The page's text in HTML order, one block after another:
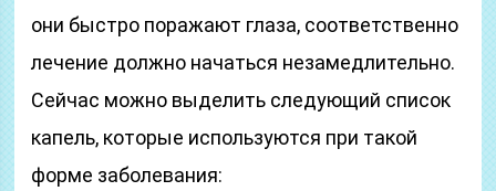
они быстро поражают глаза, соответственно
лечение должно начаться незамедлительно.
Сейчас можно выделить следующий список
капель, которые используются при такой
форме заболевания: